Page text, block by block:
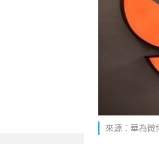
來源：華為微